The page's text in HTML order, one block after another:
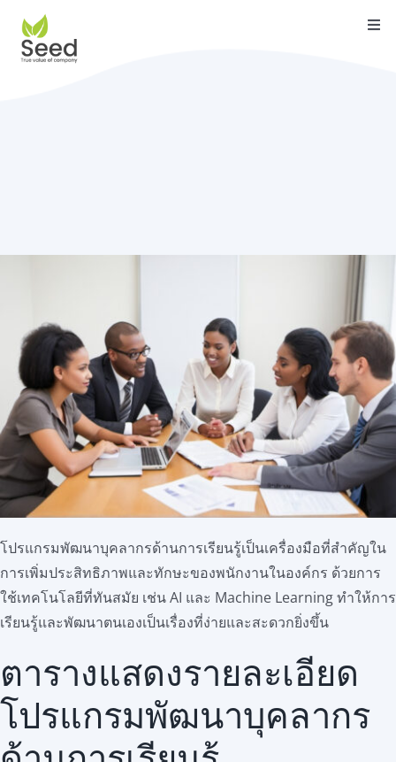
content
หน้าแรก
คู่มือ
ดาวน์โหลด
สมัครใช้บริการ
โปรแกรมพัฒนาบุคลากรด้านการเรียนรู้เป็นเครื่องมือที่สำคัญใน
การเพิ่มประสิทธิภาพและทักษะของพนักงานในองค์กร ด้วยการ
ใช้เทคโนโลยีที่ทันสมัย เช่น AI และ Machine Learning ทำให้การ
เรียนรู้และพัฒนาตนเองเป็นเรื่องที่ง่ายและสะดวกยิ่งขึ้น
ตารางแสดงรายละเอียด
โปรแกรมพัฒนาบุคลากร